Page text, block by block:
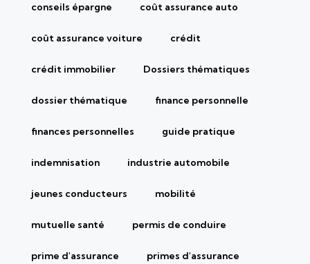
conseils épargne coût assurance auto
coût assurance voiture crédit
crédit immobilier Dossiers thématiques
dossier thématique finance personnelle
finances personnelles guide pratique
indemnisation industrie automobile
jeunes conducteurs mobilité
mutuelle santé permis de conduire
prime d'assurance primes d'assurance